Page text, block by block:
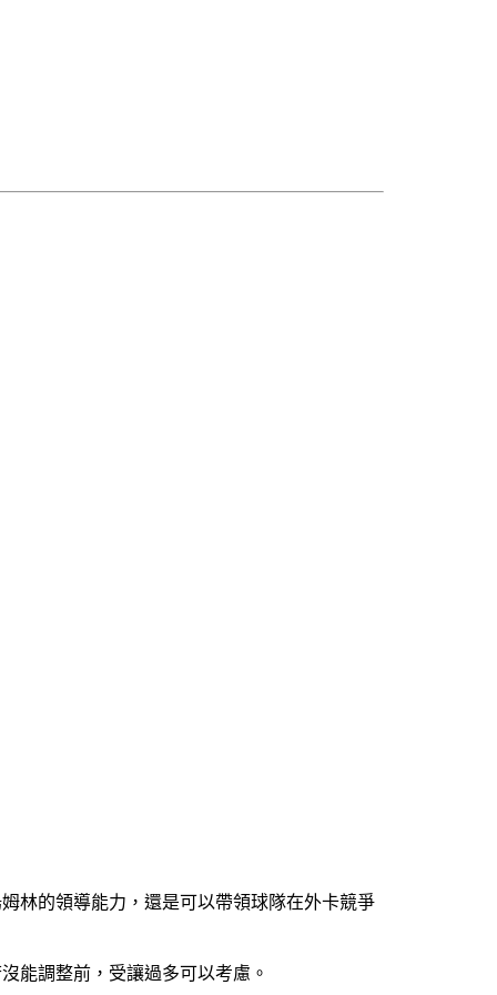
林的領導能力，還是可以帶領球隊在外卡競爭
能調整前，受讓過多可以考慮。